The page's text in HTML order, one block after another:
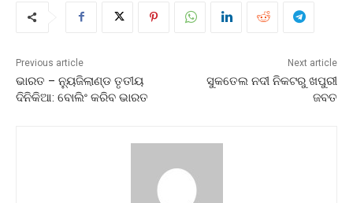
Previous article
ଭାରତ – ନ୍ୟୁଜିଲାଣ୍ଡ ତୃତୀୟ
ଦିନିକିଆ: ବୋଲିଂ କରିବ ଭାରତ
Next article
ସୁକତେଲ ନଦୀ ନିକଟରୁ ଖପୁରୀ
ଜବତ